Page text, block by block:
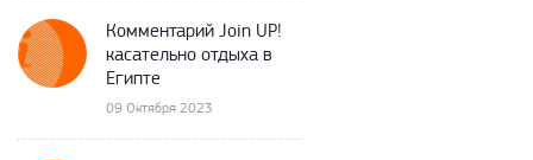
Комментарий Join UP!
касательно отдыха в
Египте
09 Октября 2023